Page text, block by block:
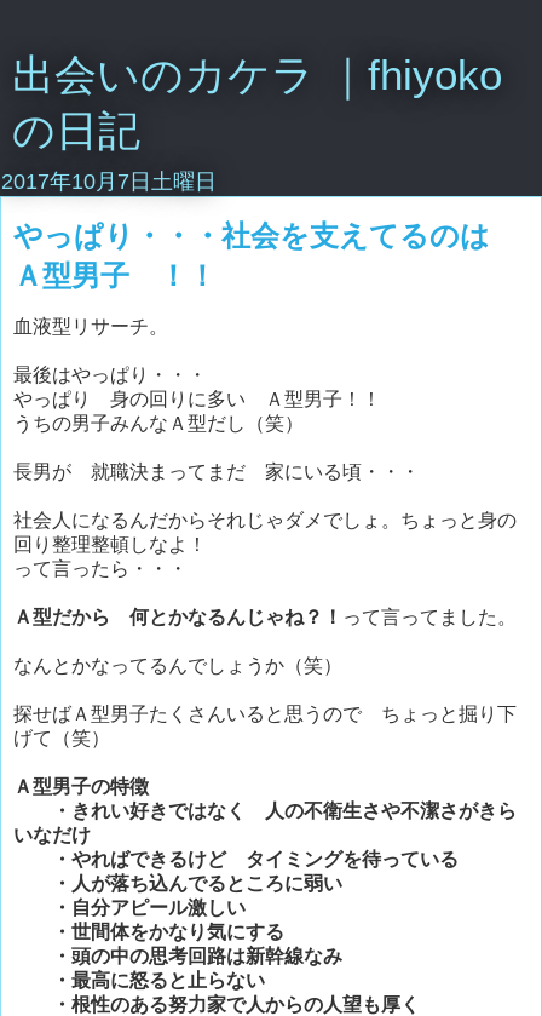
出会いのカケラ ｜fhiyoko
の日記
2017年10月7日土曜日
やっぱり・・・社会を支えてるのは
Ａ型男子 ！！
血液型リサーチ。
最後はやっぱり・・・
やっぱり 身の回りに多い Ａ型男子！！
うちの男子みんなＡ型だし（笑）
長男が 就職決まってまだ 家にいる頃・・・
社会人になるんだからそれじゃダメでしょ。ちょっと身の
回り整理整頓しなよ！
って言ったら・・・
Ａ型だから 何とかなるんじゃね？！ って言ってました。
なんとかなってるんでしょうか（笑）
探せばＡ型男子たくさんいると思うので ちょっと掘り下
げて（笑）
Ａ型男子の特徴
・きれい好きではなく 人の不衛生さや不潔さがきら
いなだけ
・やればできるけど タイミングを待っている
・人が落ち込んでるところに弱い
・自分アピール激しい
・世間体をかなり気にする
・頭の中の思考回路は新幹線なみ
・最高に怒ると止らない
・根性のある努力家で人からの人望も厚く